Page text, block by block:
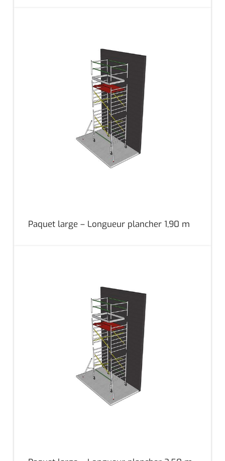
Paquet large – Longueur plancher 1,90 m